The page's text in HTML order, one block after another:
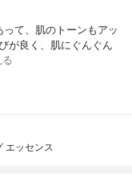
て、肌のトーンもアッ
が良く、肌にぐんぐん
エッセンス